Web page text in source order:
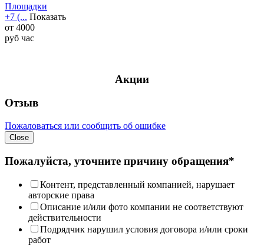
Площадки
+7 (... Показать
от 4000
руб час
Акции
Отзыв
Пожаловаться или сообщить об ошибке
Close
Пожалуйста, уточните причину обращения*
Контент, представленный компанией, нарушает
авторские права
Описание и/или фото компании не соответствуют
действительности
Подрядчик нарушил условия договора и/или сроки
работ